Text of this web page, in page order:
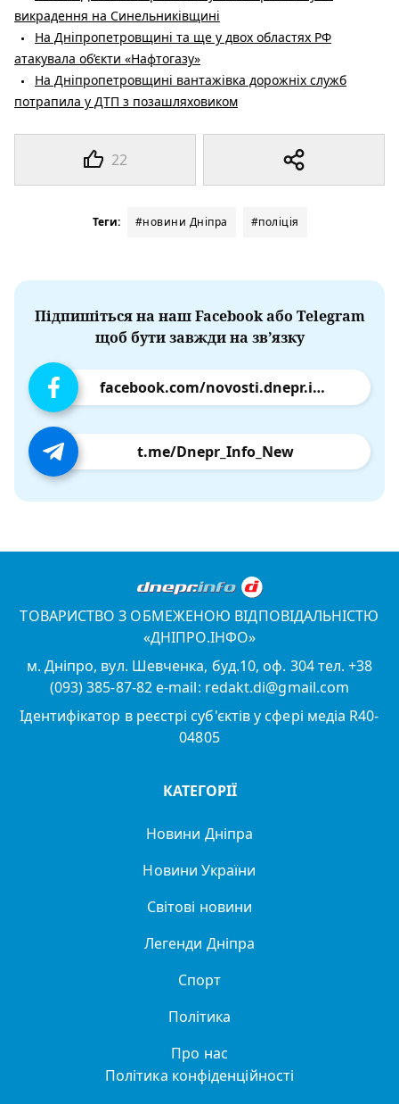
22
викрадення на Синельниківщині
На Дніпропетровщині та ще у двох областях РФ
атакувала об’єкти «Нафтогазу»
На Дніпропетровщині вантажівка дорожніх служб
потрапила у ДТП з позашляховиком
Теги: #новини Дніпра #поліція
Підпишіться на наш Facebook або Telegram
щоб бути завжди на зв’язку
facebook.com/novosti.dnepr.info
t.me/Dnepr_Info_New
ТОВАРИСТВО З ОБМЕЖЕНОЮ ВІДПОВІДАЛЬНІСТЮ
«ДНІПРО.ІНФО»
м. Дніпро, вул. Шевченка, буд.10, оф. 304 тел. +38
(093) 385-87-82 e-mail: redakt.di@gmail.com
Ідентифікатор в реєстрі суб'єктів у сфері медіа R40-
04805
КАТЕГОРІЇ
Новини Дніпра
Новини України
Світові новини
Легенди Дніпра
Спорт
Політика
Про нас
Політика конфіденційності